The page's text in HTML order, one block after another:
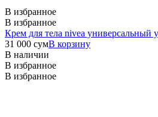
В избранное
В избранное
Крем для тела nivea
31 000 сумВ корзину
В наличии
В избранное
В избранное